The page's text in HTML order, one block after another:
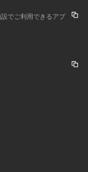
でご利用できるアプ